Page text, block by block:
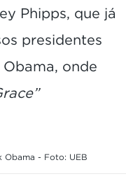
Phipps, que já
presidentes
onde
Obama - Foto: UEB